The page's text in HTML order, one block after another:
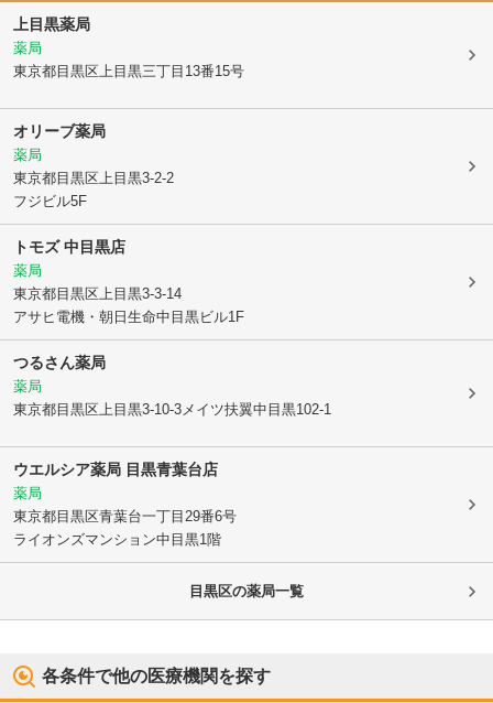
上目黒薬局
薬局
東京都目黒区 上目黒三丁目13番15号
オリーブ薬局
薬局
東京都目黒区 上目黒3-2-2
フジビル5F
トモズ 中目黒店
薬局
東京都目黒区 上目黒3-3-14
アサヒ電機・朝日生命中目黒ビル1F
つるさん薬局
薬局
東京都目黒区 上目黒3-10-3メイツ扶翼中目黒102-1
ウエルシア薬局 目黒青葉台店
薬局
東京都目黒区青葉台一丁目29番6号
ライオンズマンション中目黒1階
目黒区の薬局一覧
各条件で他の医療機関を探す